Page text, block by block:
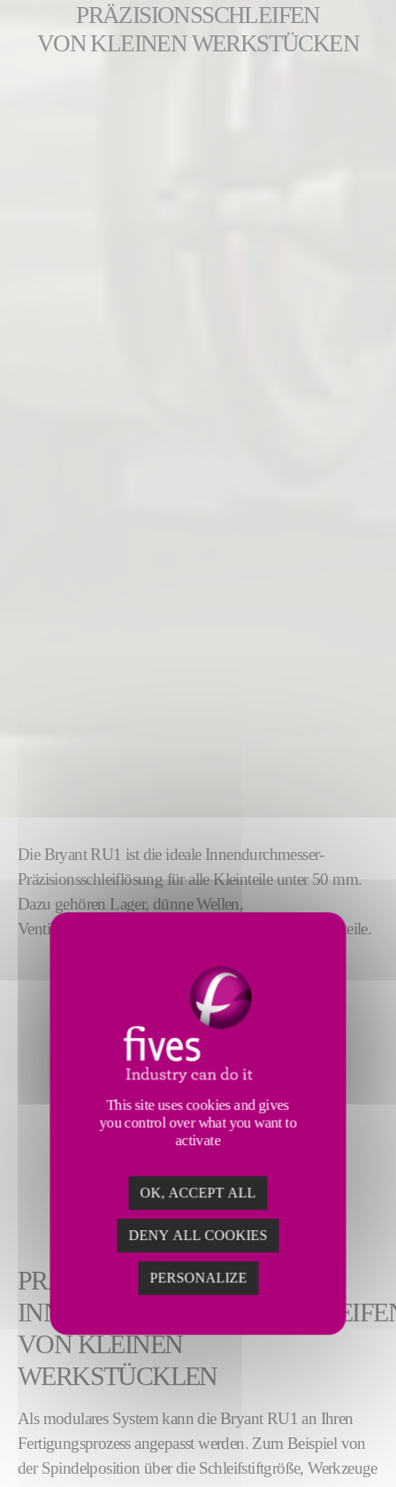
PRÄZISIONSSCHLEIFEN
VON KLEINEN WERKSTÜCKEN
Die Bryant RU1 ist die ideale Innendurchmesser-
Präzisionsschleiflösung für alle Kleinteile unter 50 mm.
Dazu gehören Lager, dünne Wellen,
Ventiltriebkomponenten, Pumpen und andere Kleinteile.
PRÄZISIONS-
VON KLEINEN
WERKSTÜCKLEN
Als modulares System kann die Bryant RU1 an Ihren
Fertigungsprozess angepasst werden. Zum Beispiel von
der Spindelposition über die Schleifstiftgröße, Werkzeuge
This site uses cookies and gives
you control over what you want to
activate
OK, ACCEPT ALL
DENY ALL COOKIES
PERSONALIZE